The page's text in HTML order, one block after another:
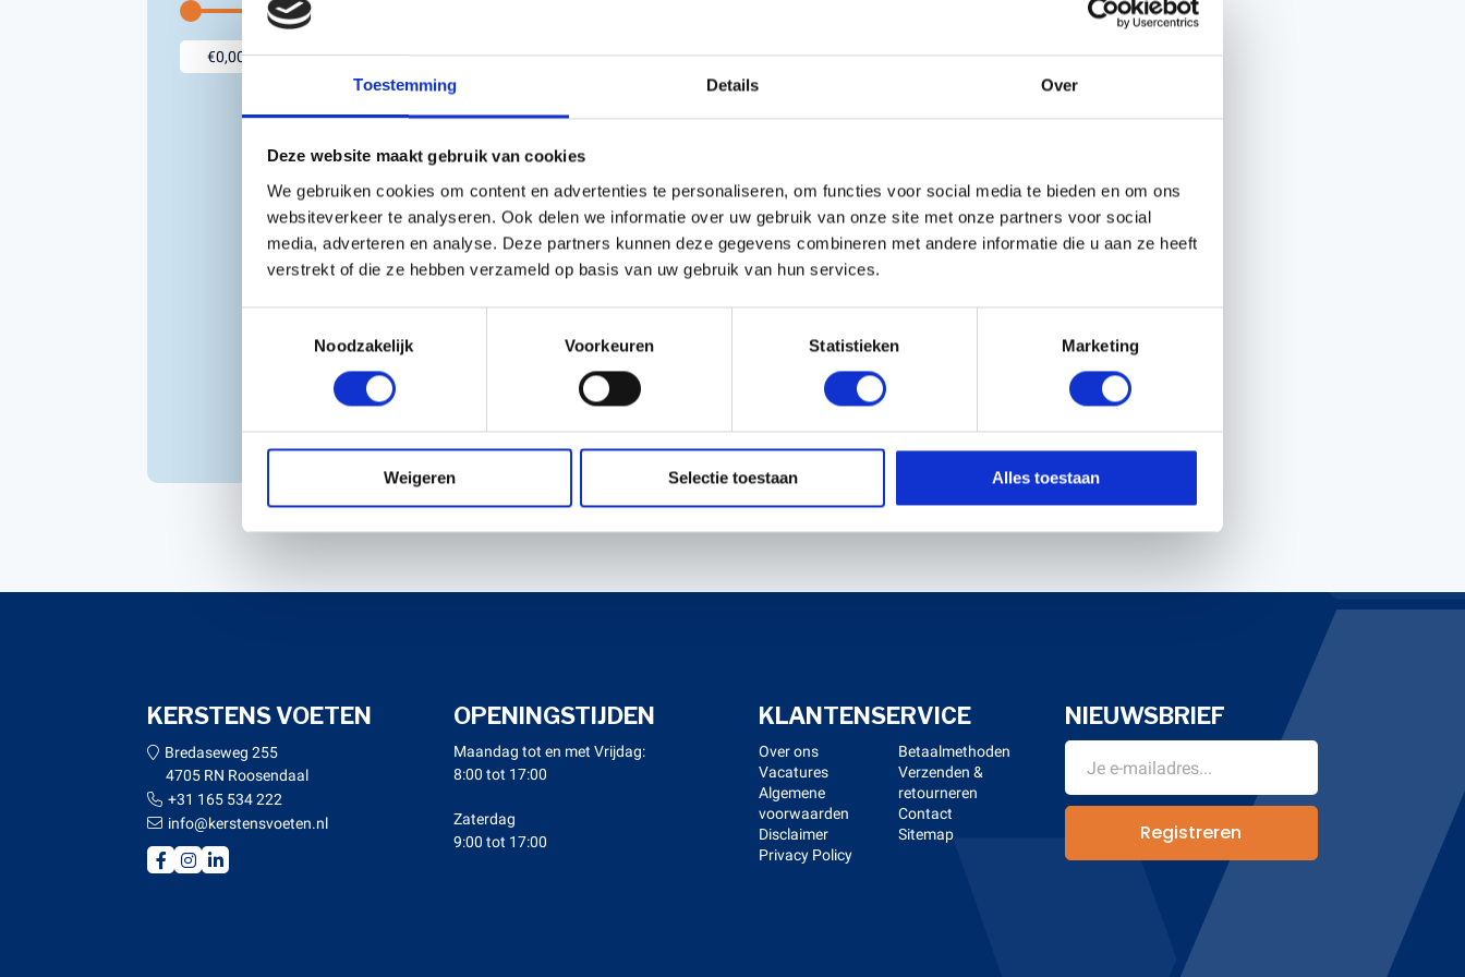
Toestemming Details Over
Deze website maakt gebruik van cookies
We gebruiken cookies om content en advertenties te personaliseren, om functies voor social media te bieden en om ons
websiteverkeer te analyseren. Ook delen we informatie over uw gebruik van onze site met onze partners voor social
media, adverteren en analyse. Deze partners kunnen deze gegevens combineren met andere informatie die u aan ze heeft
verstrekt of die ze hebben verzameld op basis van uw gebruik van hun services.
Noodzakelijk
Voorkeuren Statistieken Marketing
Weigeren Selectie toestaan Alles toestaan
Accessoires voor Handgedragen
machines
Persoonlijke Beschermings Middelen
Gezichtsbescherming
Gehoorbescherming
Accu's en Laders
Husqvarna Aspire Accu's en Laders
Husqvarna BLI-X (36V) Accu's en Laders
Brandstof en Smeermiddelen
Handgereedschappen
Carburateurgereedschap
Kerstens Voeten
AUTOMOWER ENDURANCE
€25,99
Incl. BTW
KERSTENS VOETEN
Bredaseweg 255
4705 RN Roosendaal
+31 165 534 222
info@kerstensvoeten.nl
OPENINGSTIJDEN
Maandag tot en met Vrijdag:
8:00 tot 17:00
Zaterdag
9:00 tot 17:00
KLANTENSERVICE
Over ons
Vacatures
Algemene
voorwaarden
Disclaimer
Privacy Policy
Betaalmethoden
Verzenden &
retourneren
Contact
Sitemap
NIEUWSBRIEF
Registreren